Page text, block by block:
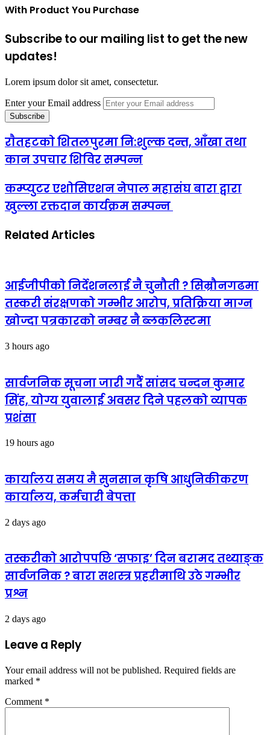
With Product You Purchase
Subscribe to our mailing list to get the new
updates!
Lorem ipsum dolor sit amet, consectetur.
Enter your Email address
राैतहटकाे शितलपुरमा नि:शुल्क दन्त, आँखा तथा
कान उपचार शिविर सम्पन्न
कम्प्युटर एशोसिएशन नेपाल महासंघ बारा द्वारा
खुल्ला रक्तदान कार्यक्रम सम्पन्न
Related Articles
आईजीपीको निर्देशनलाई नै चुनौती ? सिम्रौनगढमा
तस्करी संरक्षणको गम्भीर आरोप, प्रतिक्रिया माग्न
खोज्दा पत्रकारको नम्बर नै ब्लकलिस्टमा
3 hours ago
सार्वजनिक सूचना जारी गर्दै सांसद चन्दन कुमार
सिंह, योग्य युवालाई अवसर दिने पहलको व्यापक
प्रशंसा
19 hours ago
कार्यालय समय मै सुनसान कृषि आधुनिकीकरण
कार्यालय, कर्मचारी बेपत्ता
2 days ago
तस्करीको आरोपपछि ‘सफाइ’ दिन बरामद तथ्याङ्क
सार्वजनिक ? बारा सशस्त्र प्रहरीमाथि उठे गम्भीर
प्रश्न
2 days ago
Leave a Reply
Your email address will not be published. Required fields are
marked *
Comment *